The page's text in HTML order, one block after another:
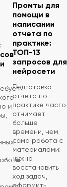
и
Промты для
помощи в
написании
отчета по
практике:
ТОП-13
запросов для
нейросети
Подготовка
отчета по
практике часто
отнимает
больше
времени, чем
сама работа с
материалами:
нужно
восстановить
ход задач,
оформить